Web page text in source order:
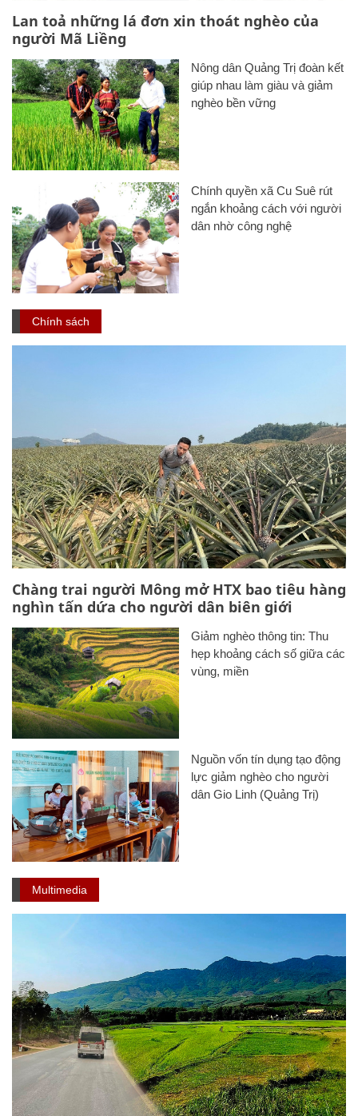
Lan toả những lá đơn xin thoát nghèo của
người Mã Liềng
Nông dân Quảng Trị đoàn kết
giúp nhau làm giàu và giảm
nghèo bền vững
Chính quyền xã Cu Suê rút
ngắn khoảng cách với người
dân nhờ công nghệ
Chính sách
Chàng trai người Mông mở HTX bao tiêu hàng
nghìn tấn dứa cho người dân biên giới
Giảm nghèo thông tin: Thu
hẹp khoảng cách số giữa các
vùng, miền
Nguồn vốn tín dụng tạo động
lực giảm nghèo cho người
dân Gio Linh (Quảng Trị)
Multimedia